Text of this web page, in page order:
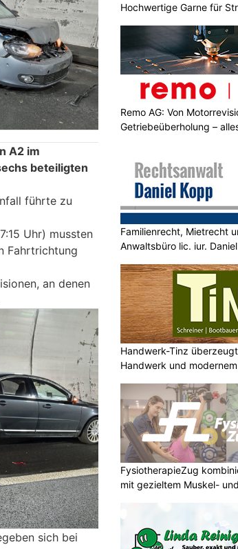
A2 im
beteiligten
führte zu
Uhr) mussten
Fahrtrichtung
an denen
sich bei
Hochwertige Garne für
Remo AG: Von
Getriebeüberholung –
Familienrecht, Mietrecht
Anwaltsbüro lic. iur.
Handwerk-Tinz
Handwerk und
FysiotherapieZug
mit gezieltem Muskel-